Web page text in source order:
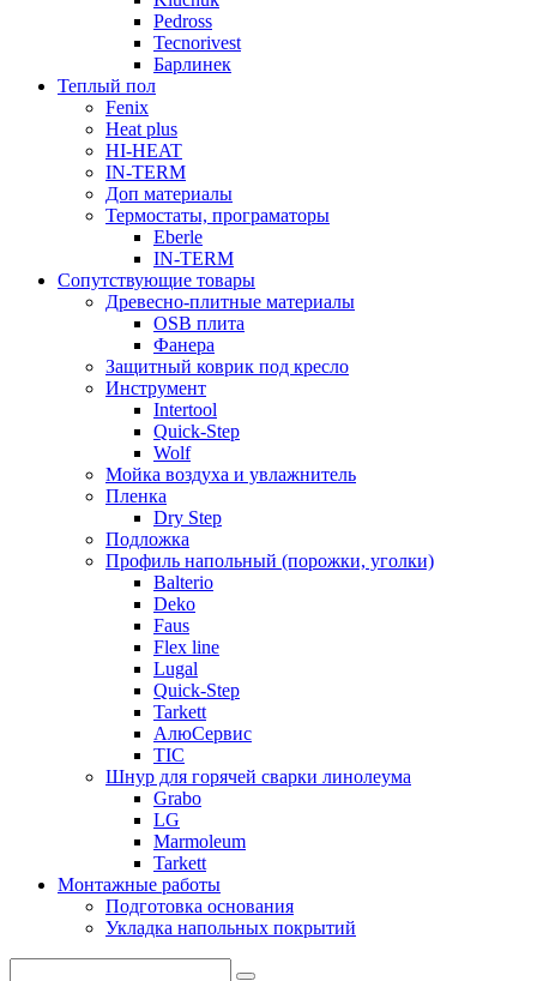
Pedross
Tecnorivest
Барлинек
Теплый пол
Fenix
Heat plus
HI-HEAT
IN-TERM
Доп материалы
Термостаты, програматоры
Eberle
IN-TERM
Сопутствующие товары
Древесно-плитные материалы
OSB плита
Фанера
Защитный коврик под кресло
Инструмент
Intertool
Quick-Step
Wolf
Мойка воздуха и увлажнитель
Пленка
Dry Step
Подложка
Профиль напольный (порожки, уголки)
Balterio
Deko
Faus
Flex line
Lugal
Quick-Step
Tarkett
АлюСервис
ТІС
Шнур для горячей сварки линолеума
Grabo
LG
Marmoleum
Tarkett
Монтажные работы
Подготовка основания
Укладка напольных покрытий